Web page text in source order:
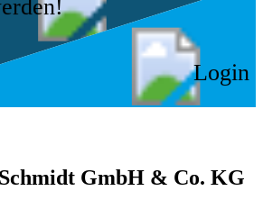
Login
GmbH & Co. KG